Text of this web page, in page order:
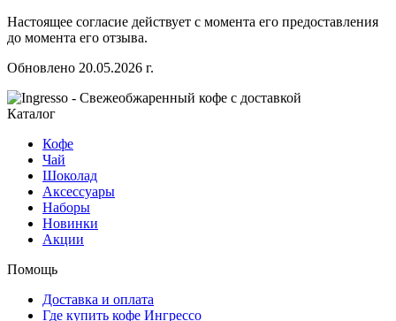
Настоящее согласие действует с момента его предоставления
до момента его отзыва.
Обновлено 20.05.2026 г.
Каталог
Кофе
Чай
Шоколад
Аксессуары
Наборы
Новинки
Акции
Помощь
Доставка и оплата
Где купить кофе Ингрессо